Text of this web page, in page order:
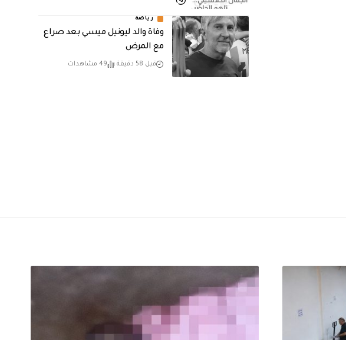
رياضة
وفاة والد ليونيل ميسي بعد صراع
مع المرض
قبل 58 دقيقة 49 مشاهدات